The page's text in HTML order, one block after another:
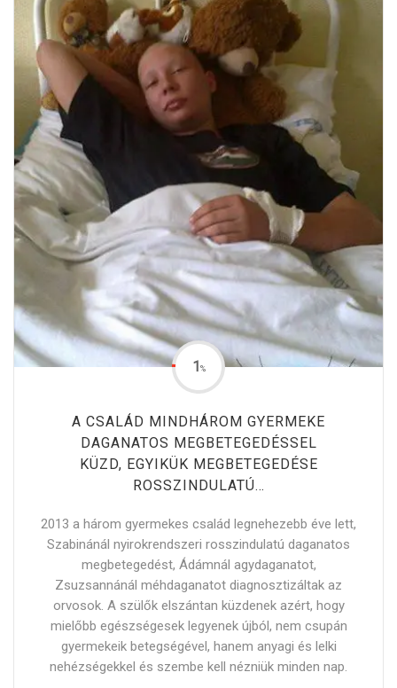
A CSALÁD MINDHÁROM GYERMEKE
DAGANATOS MEGBETEGEDÉSSEL
KÜZD, EGYIKÜK MEGBETEGEDÉSE
ROSSZINDULATÚ…
2013 a három gyermekes család legnehezebb éve lett,
Szabinánál nyirokrendszeri rosszindulatú daganatos
megbetegedést, Ádámnál agydaganatot,
Zsuzsannánál méhdaganatot diagnosztizáltak az
orvosok. A szülők elszántan küzdenek azért, hogy
mielőbb egészségesek legyenek újból, nem csupán
gyermekeik betegségével, hanem anyagi és lelki
nehézségekkel és szembe kell nézniük minden nap.
1%